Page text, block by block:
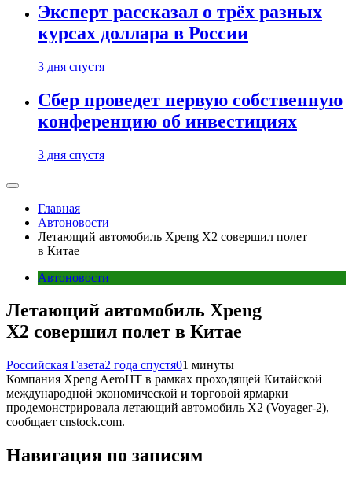
Эксперт рассказал о трёх разных
курсах доллара в России
3 дня спустя
Сбер проведет первую собственную
конференцию об инвестициях
3 дня спустя
Главная
Автоновости
Летающий автомобиль Xpeng X2 совершил полет
в Китае
Автоновости
Летающий автомобиль Xpeng
X2 совершил полет в Китае
Российская Газета2 года спустя01 минуты
Компания Xpeng AeroHT в рамках проходящей Китайской
международной экономической и торговой ярмарки
продемонстрировала летающий автомобиль X2 (Voyager-2),
сообщает cnstock.com.
Навигация по записям